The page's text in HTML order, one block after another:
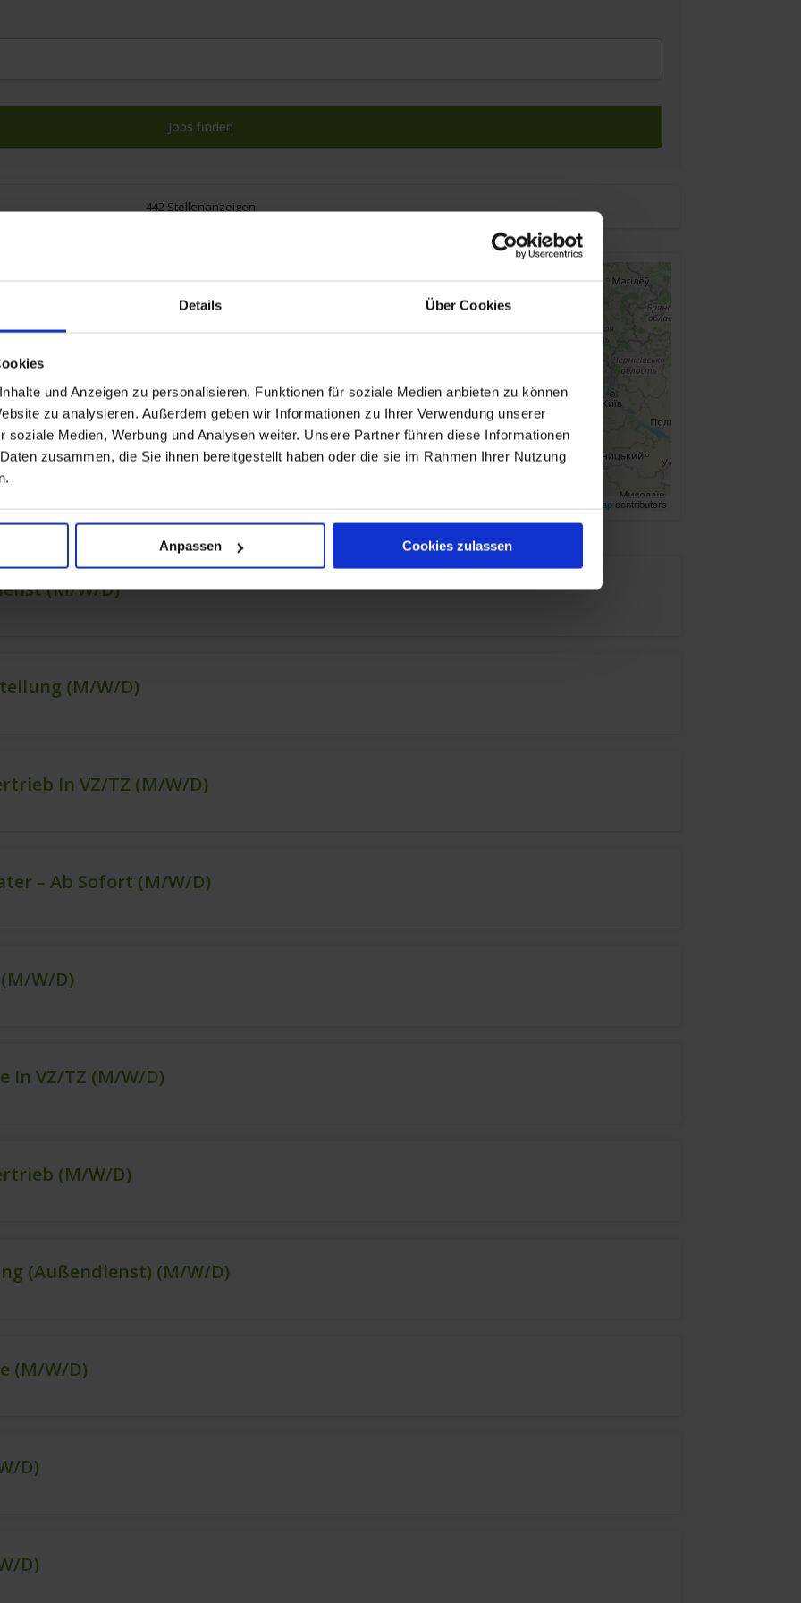
Details Über Cookies
und Anzeigen zu personalisieren, Funktionen für soziale Medien anbieten zu können
zu analysieren. Außerdem geben wir Informationen zu Ihrer Verwendung unserer
soziale Medien, Werbung und Analysen weiter. Unsere Partner führen diese Informationen
zusammen, die Sie ihnen bereitgestellt haben oder die sie im Rahmen Ihrer Nutzung
Anpassen Cookies zulassen
442 Stellenanzeigen
OpenStreetMapcontributors
(m/w/d)
(m/w/d)
In VZ/TZ (m/w/d)
– Ab Sofort (m/w/d)
(m/w/d)
In VZ/TZ (m/w/d)
(m/w/d)
(Außendienst) (m/w/d)
(m/w/d)
d)
d)